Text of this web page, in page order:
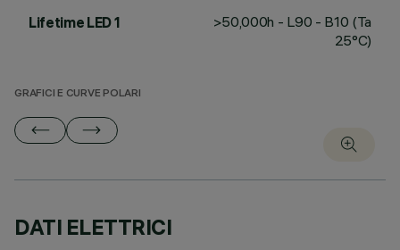
Lifetime LED 1
>50,000h - L90 - B10 (Ta
25°C)
GRAFICI E CURVE POLARI
DATI ELETTRICI